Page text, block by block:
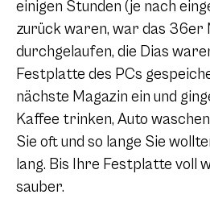
einigen Stunden (je nach
zurück waren, war das 36er
durchgelaufen, die Dias
Festplatte des PCs
nächste Magazin ein und
Kaffee trinken, Auto
Sie oft und so lange Sie
lang. Bis Ihre Festplatte voll
sauber.